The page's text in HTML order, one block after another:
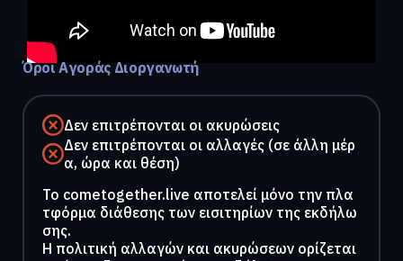
Όροι Αγοράς Διοργανωτή
Δεν επιτρέπονται οι ακυρώσεις
Δεν επιτρέπονται οι αλλαγές (σε άλλη μέρ
α, ώρα και θέση)
To cometogether.live αποτελεί μόνο την πλα
τφόρμα διάθεσης των εισιτηρίων της εκδήλω
σης.
Η πολιτική αλλαγών και ακυρώσεων ορίζεται